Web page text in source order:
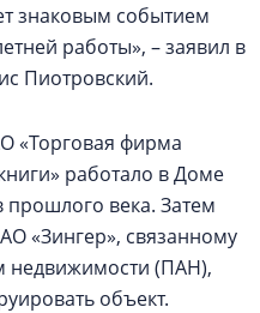
знаковым событием
работы», – заявил в
Пиотровский.
«Торговая фирма
работало в Доме
прошлого века. Затем
«Зингер», связанному
недвижимости (ПАН),
объект.